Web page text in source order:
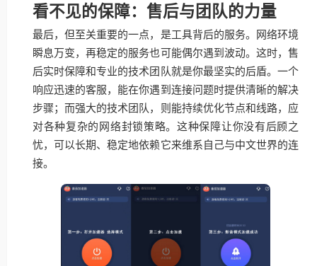
看不见的保障：售后与团队的力量
最后，但至关重要的一点，是工具背后的服务。网络环境
瞬息万变，再稳定的服务也可能偶尔遇到波动。这时，售
后实时保障和专业的技术团队就是你最坚实的后盾。一个
响应迅速的客服，能在你遇到连接问题时提供清晰的解决
步骤；而强大的技术团队，则能持续优化节点和线路，应
对各种复杂的网络封锁策略。这种保障让你没有后顾之
忧，可以长期、稳定地依赖它来维系自己与中文世界的连
接。